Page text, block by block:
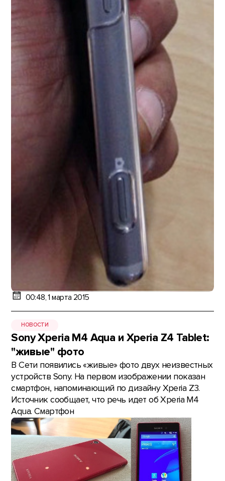
00:48, 1 марта 2015
НОВОСТИ
Sony Xperia M4 Aqua и Xperia Z4 Tablet:
"живые" фото
В Сети появились «живые» фото двух неизвестных
устройств Sony. На первом изображении показан
смартфон, напоминающий по дизайну Xperia Z3.
Источник сообщает, что речь идет об Xperia M4
Aqua. Смартфон